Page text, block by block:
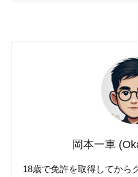
岡本一車
18歳で免許を取得してから